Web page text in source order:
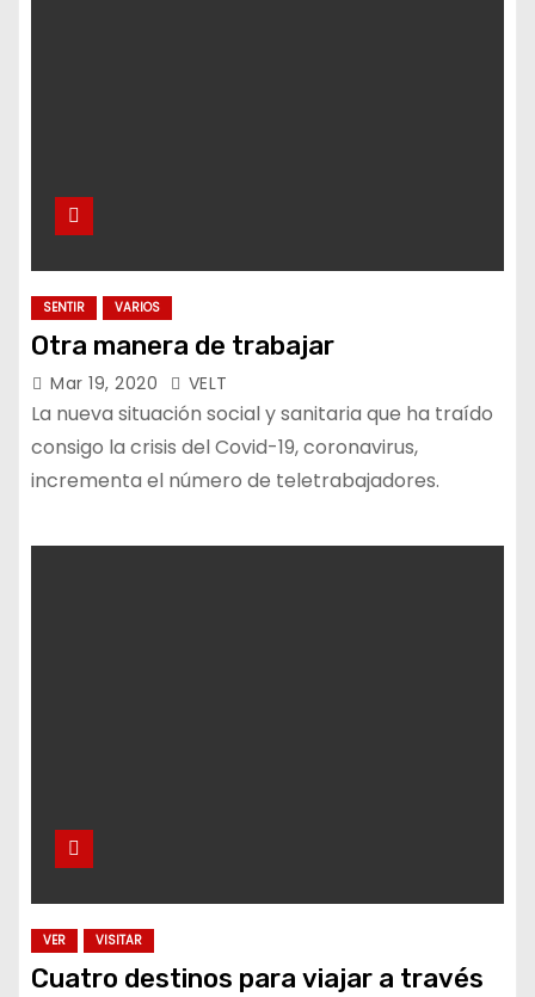
SENTIR VARIOS
Otra manera de trabajar
Mar 19, 2020 VELT
La nueva situación social y sanitaria que ha traído
consigo la crisis del Covid-19, coronavirus,
incrementa el número de teletrabajadores.
VER VISITAR
Cuatro destinos para viajar a través